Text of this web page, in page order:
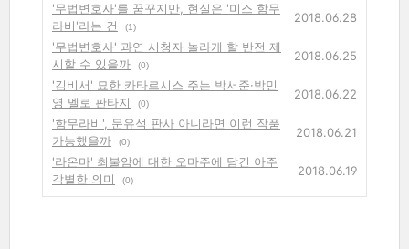
'무법변호사'를 꿈꾸지만, 현실은 '미스 함무
라비'라는 건
(1)
2018.06.28
'무법변호사' 과연 시청자 놀라게 할 반전 제
시할 수 있을까
(0)
2018.06.25
'김비서' 묘한 카타르시스 주는 박서준·박민
영 멜로 판타지
(0)
2018.06.22
'함무라비', 문유석 판사 아니라면 이런 작품
가능했을까
(0)
2018.06.21
'라온마' 최불암에 대한 오마주에 담긴 아주
각별한 의미
(0)
2018.06.19